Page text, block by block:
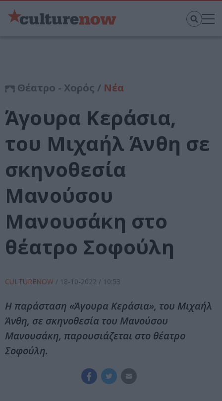
Θέατρο - Χορός / Νέα
Άγουρα Κεράσια,
του Μιχαήλ Άνθη σε
σκηνοθεσία
Μανούσου
Μανουσάκη στο
θέατρο Σοφούλη
CULTURENOW / 18-10-2022 / 10:53
Η παράσταση «Άγουρα Κεράσια», του Μιχαήλ
Άνθη, σε σκηνοθεσία του Μανούσου
Μανουσάκη, παρουσιάζεται στο θέατρο
Σοφούλη.